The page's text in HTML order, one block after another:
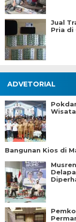
Jual
Pria di
ADVETORIAL
Bangunan Kios di